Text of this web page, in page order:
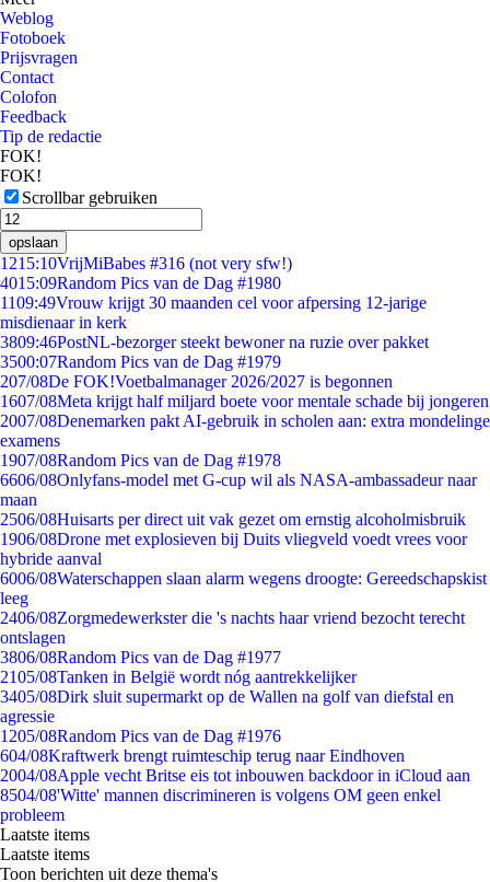
Weblog
Fotoboek
Prijsvragen
Contact
Colofon
Feedback
Tip de redactie
FOK!
FOK!
Scrollbar gebruiken
opslaan
1215:10VrijMiBabes #316 (not very sfw!)
4015:09Random Pics van de Dag #1980
1109:49Vrouw krijgt 30 maanden cel voor afpersing 12-jarige
misdienaar in kerk
3809:46PostNL-bezorger steekt bewoner na ruzie over pakket
3500:07Random Pics van de Dag #1979
207/08De FOK!Voetbalmanager 2026/2027 is begonnen
1607/08Meta krijgt half miljard boete voor mentale schade bij jongeren
2007/08Denemarken pakt AI-gebruik in scholen aan: extra mondelinge
examens
1907/08Random Pics van de Dag #1978
6606/08Onlyfans-model met G-cup wil als NASA-ambassadeur naar
maan
2506/08Huisarts per direct uit vak gezet om ernstig alcoholmisbruik
1906/08Drone met explosieven bij Duits vliegveld voedt vrees voor
hybride aanval
6006/08Waterschappen slaan alarm wegens droogte: Gereedschapskist
leeg
2406/08Zorgmedewerkster die 's nachts haar vriend bezocht terecht
ontslagen
3806/08Random Pics van de Dag #1977
2105/08Tanken in België wordt nóg aantrekkelijker
3405/08Dirk sluit supermarkt op de Wallen na golf van diefstal en
agressie
1205/08Random Pics van de Dag #1976
604/08Kraftwerk brengt ruimteschip terug naar Eindhoven
2004/08Apple vecht Britse eis tot inbouwen backdoor in iCloud aan
8504/08'Witte' mannen discrimineren is volgens OM geen enkel
probleem
Laatste items
Laatste items
Toon berichten uit deze thema's